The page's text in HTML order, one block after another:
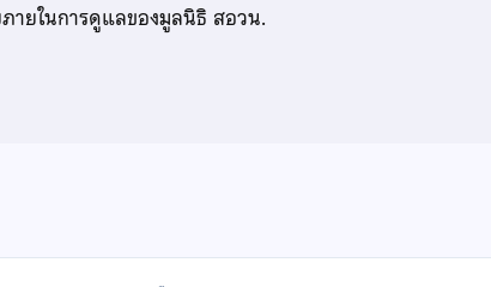
ายในการดูแลของมูลนิธิ สอวน.